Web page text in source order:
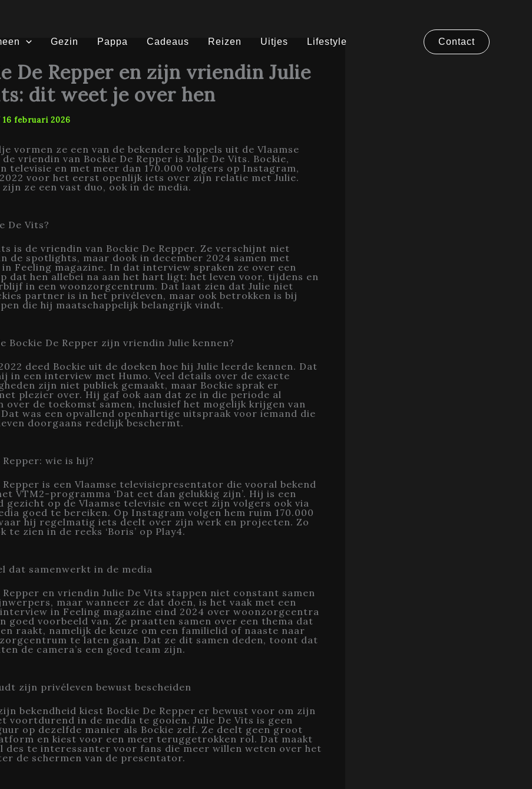
Gezin Pappa Cadeaus Reizen Uitjes Lifestyle Contact
De Repper en zijn vriendin Julie
dit weet je over hen
16 februari 2026
vormen ze een van de bekendere koppels uit de Vlaamse
vriendin van Bockie De Repper is Julie De Vits. Bockie,
televisie en met meer dan 170.000 volgers op Instagram,
voor het eerst openlijk iets over zijn relatie met Julie.
zijn ze een vast duo, ook in de media.
De Vits?
is de vriendin van Bockie De Repper. Ze verschijnt niet
de spotlights, maar dook in december 2024 samen met
in Feeling magazine. In dat interview spraken ze over een
dat hen allebei na aan het hart ligt: het leven voor, tijdens en
in een woonzorgcentrum. Dat laat zien dat Julie niet
partner is in het privéleven, maar ook betrokken is bij
die hij maatschappelijk belangrijk vindt.
Bockie De Repper zijn vriendin Julie kennen?
deed Bockie uit de doeken hoe hij Julie leerde kennen. Dat
in een interview met Humo. Veel details over de exacte
zijn niet publiek gemaakt, maar Bockie sprak er
plezier over. Hij gaf ook aan dat ze in die periode al
over de toekomst samen, inclusief het mogelijk krijgen van
was een opvallend openhartige uitspraak voor iemand die
doorgaans redelijk beschermt.
Repper: wie is hij?
Repper is een Vlaamse televisiepresentator die vooral bekend
VTM2-programma ‘Dat eet dan gelukkig zijn’. Hij is een
gezicht op de Vlaamse televisie en weet zijn volgers ook via
goed te bereiken. Op Instagram volgen hem ruim 170.000
hij regelmatig iets deelt over zijn werk en projecten. Zo
te zien in de reeks ‘Boris’ op Play4.
dat samenwerkt in de media
Repper en vriendin Julie De Vits stappen niet constant samen
maar wanneer ze dat doen, is het vaak met een
in Feeling magazine eind 2024 over woonzorgcentra
goed voorbeeld van. Ze praatten samen over een thema dat
raakt, namelijk de keuze om een familielid of naaste naar
te laten gaan. Dat ze dit samen deden, toont dat
de camera’s een goed team zijn.
zijn privéleven bewust bescheiden
bekendheid kiest Bockie De Repper er bewust voor om zijn
voortdurend in de media te gooien. Julie De Vits is geen
op dezelfde manier als Bockie zelf. Ze deelt geen groot
en kiest voor een meer teruggetrokken rol. Dat maakt
des te interessanter voor fans die meer willen weten over het
de schermen van de presentator.